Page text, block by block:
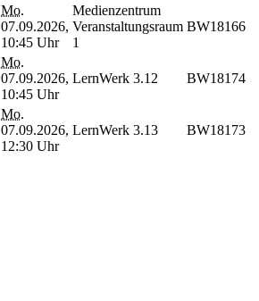
Mo.
07.09.2026,
10:45 Uhr
Medienzentrum
Veranstaltungsraum
1
BW18166
Mo.
07.09.2026,
10:45 Uhr
LernWerk 3.12 BW18174
Mo.
07.09.2026,
12:30 Uhr
LernWerk 3.13 BW18173